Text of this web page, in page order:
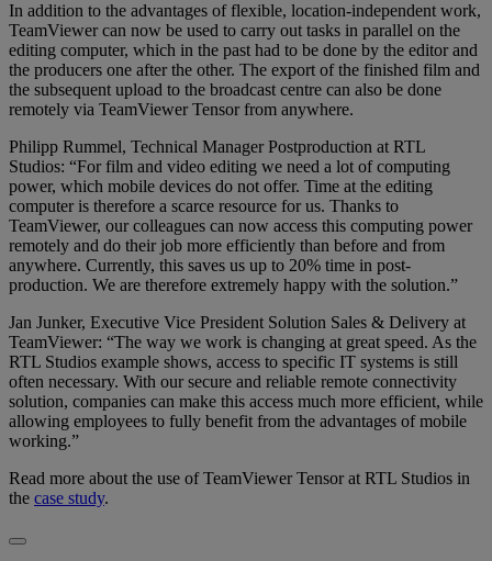
In addition to the advantages of flexible, location-independent work,
TeamViewer can now be used to carry out tasks in parallel on the
editing computer, which in the past had to be done by the editor and
the producers one after the other. The export of the finished film and
the subsequent upload to the broadcast centre can also be done
remotely via TeamViewer Tensor from anywhere.
Philipp Rummel, Technical Manager Postproduction at RTL
Studios: “For film and video editing we need a lot of computing
power, which mobile devices do not offer. Time at the editing
computer is therefore a scarce resource for us. Thanks to
TeamViewer, our colleagues can now access this computing power
remotely and do their job more efficiently than before and from
anywhere. Currently, this saves us up to 20% time in post-
production. We are therefore extremely happy with the solution.”
Jan Junker, Executive Vice President Solution Sales & Delivery at
TeamViewer: “The way we work is changing at great speed. As the
RTL Studios example shows, access to specific IT systems is still
often necessary. With our secure and reliable remote connectivity
solution, companies can make this access much more efficient, while
allowing employees to fully benefit from the advantages of mobile
working.”
Read more about the use of TeamViewer Tensor at RTL Studios in
the case study.